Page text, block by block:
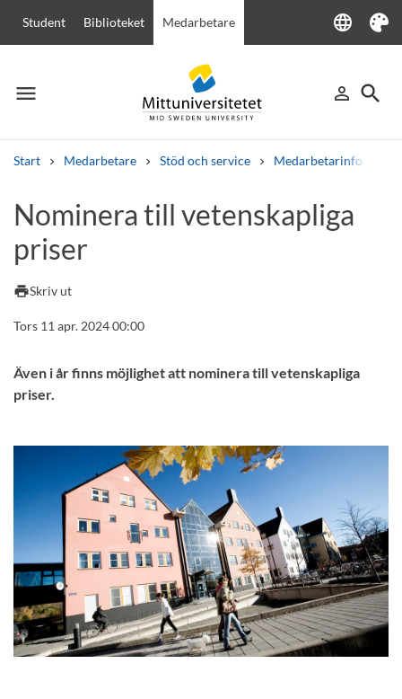
Student Biblioteket Medarbetare language
Language
Tema
menu
Meny person_outline
Logga in
search
Sök
Start Medarbetare Stöd och service Medarbetarinfo
Andra söktjänster
Kurser och program
Nominera till vetenskapliga
priser
printSkriv ut
Tors 11 apr. 2024 00:00
Även i år finns möjlighet att nominera till vetenskapliga
priser.